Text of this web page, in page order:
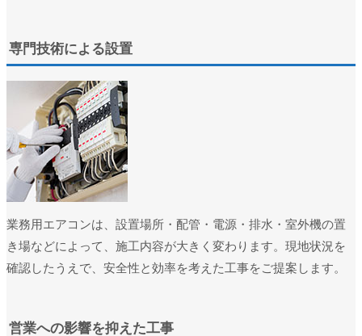
専門技術による設置
業務用エアコンは、設置場所・配管・電源・排水・室外機の置
き場などによって、施工内容が大きく変わります。現地状況を
確認したうえで、安全性と効率を考えた工事をご提案します。
営業への影響を抑えた工事